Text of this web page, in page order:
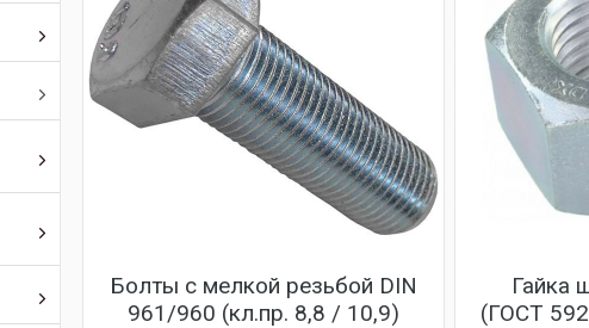
Болты с мелкой резьбой DIN
961/960 (кл.пр. 8,8 / 10,9)
Гайка
(ГОСТ